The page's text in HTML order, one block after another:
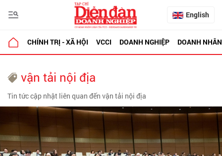
English
CHÍNH TRỊ - XÃ HỘI VCCI DOANH NGHIỆP DOANH NHÂN
vận tải nội địa
Tin tức cập nhật liên quan đến vận tải nội địa